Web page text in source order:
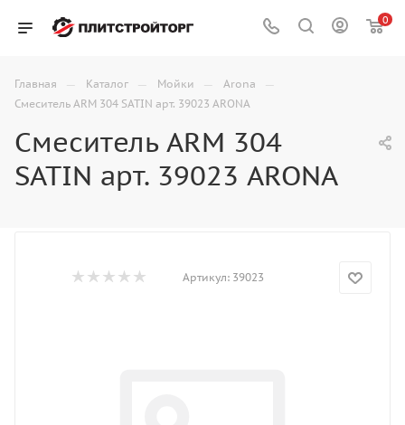
0
Главная — Каталог — Мойки — Arona —
Смеситель ARM 304 SATIN арт. 39023 ARONA
Смеситель ARM 304
SATIN арт. 39023 ARONA
Артикул: 39023